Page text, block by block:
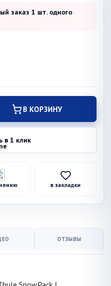
заказ 1 шт. одного
В КОРЗИНУ
в 1 клик
в закладки
ОТЗЫВЫ